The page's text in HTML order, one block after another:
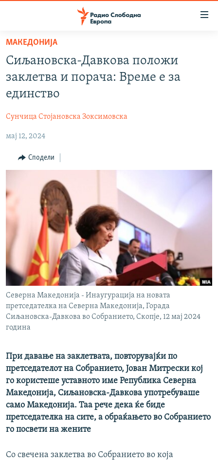
Оди
содржината
Оди
главната
навигација
Премини
на
ШТО ТРЕБА ДА ЗНАЕТЕ
ПРИЈАВИ СЕ ЗА ЊУЗЛЕТЕР
ПОДКАСТ ЗОШТО?
РСЕ веб страници
МАКЕДОНИЈА
Сиљановска-Давкова положи
заклетва и порача: Време е за
единство
Сунчица Стојановска Зоксимовска
мај 12, 2024
Сподели
Северна Македонија - Инаугурација на новата
претседателка на Северна Македонија, Горада
Сиљановска-Давкова во Собранието, Скопје, 12 мај 2024
година
При давање на заклетвата, повторувајќи по
претседателот на Собранието, Јован Митрески кој
го користеше уставното име Република Северна
Македонија, Сиљановска-Давкова употребуваше
само Македонија. Таа рече дека ќе биде
претседателка на сите, а обраќањето во Собранието
го посвети на жените
Со свечена заклетва во Собранието во која